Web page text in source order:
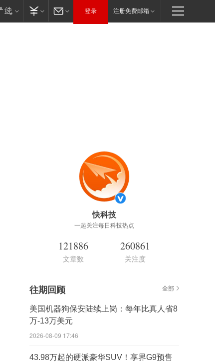
登录 注册免费邮箱
快科技
一起关注每日科技热点
121886
文章数
260861
关注度
往期回顾 全部
美国机器狗保安陆续上岗：每年比真人省8
万-13万美元
2026-08-09 17:46
43.98万起的硬派豪华SUV！享界G9预售